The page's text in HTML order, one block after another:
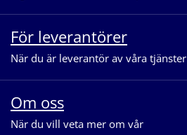
För leverantörer
När du är leverantör av våra tjänster
Om oss
När du vill veta mer om vår